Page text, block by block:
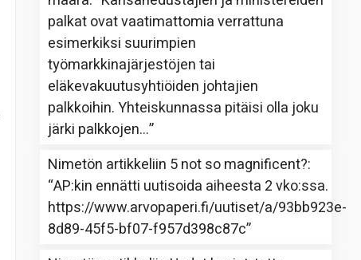
palkat ovat vaatimattomia verrattuna
esimerkiksi suurimpien
työmarkkinajärjestöjen tai
eläkevakuutusyhtiöiden johtajien
palkkoihin. Yhteiskunnassa pitäisi olla joku
järki palkkojen…”
Nimetön artikkeliin 5 not so magnificent?:
“AP:kin ennätti uutisoida aiheesta 2 vko:ssa.
https://www.arvopaperi.fi/uutiset/a/93bb923e-
8d89-45f5-bf07-f957d398c87c”